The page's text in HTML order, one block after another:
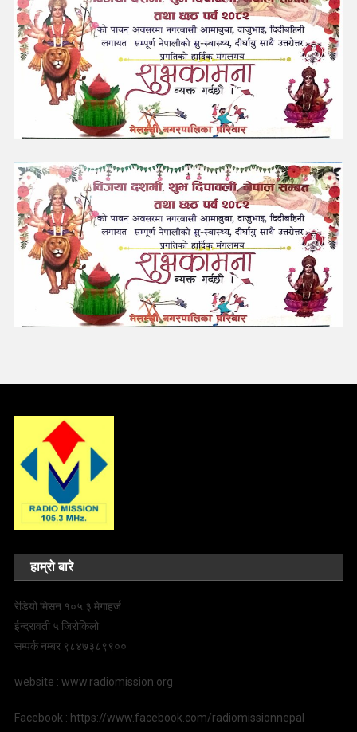
हाम्रो बारे
रेडियो मिसन १०५.३ मेगाहर्ज
ईन्द्रावती ५ जिरोकिलो
सम्पर्क नम्बर ९८४७३८९९००
website : www.radiomission.org
Facebook : https://www.facebook.com/radiomissionnepal